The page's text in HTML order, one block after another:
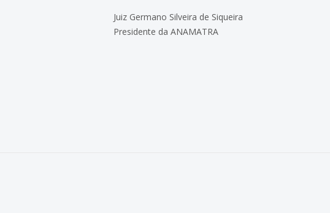
Juiz Germano Silveira de Siqueira
Presidente da ANAMATRA